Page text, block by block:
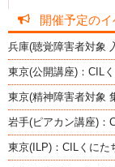
開催予定のイ
兵庫(聴覚障害者対象
東京(公開講座)：CIL
東京(精神障害者対象
岩手(ピアカン講座)：
東京(ILP)：CILくにた